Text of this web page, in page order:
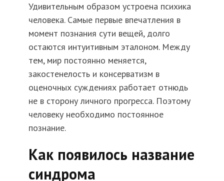
Удивительным образом устроена психика
человека. Самые первые впечатления в
момент познания сути вещей, долго
остаются интуитивным эталоном. Между
тем, мир постоянно меняется,
закостенелость и консерватизм в
оценочных суждениях работает отнюдь
не в сторону личного прогресса. Поэтому
человеку необходимо постоянное
познание.
Как появилось название
синдрома